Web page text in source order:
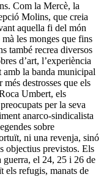
Com la Mercè, la
Molins, que creia
aquella fi del món
les monges que fins
també recrea diversos
d’art, l’experiència
amb la banda municipal
destrosses que els
Umbert, els
per la seva
anarco-sindicalista
sobre
ni una revenja, sinó
objectius previstos. Els
guerra, el 24, 25 i 26 de
els refugis, manats de